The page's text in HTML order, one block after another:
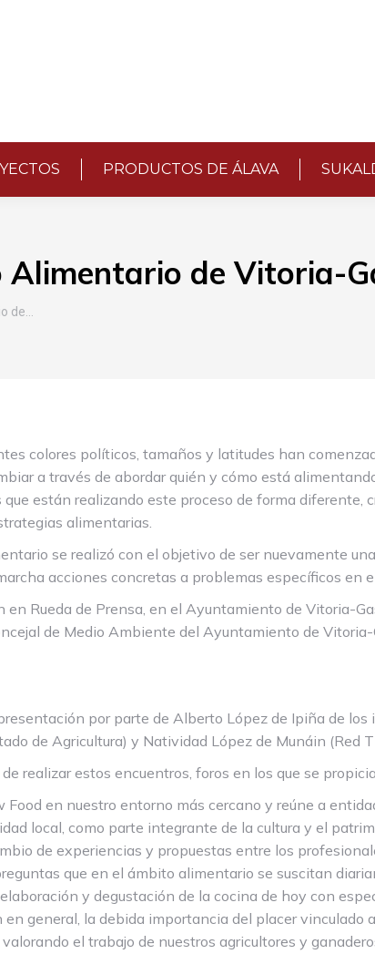
PRODUCTOS DE ÁLAVA
Alimentario de Vitoria-
de…
colores políticos, tamaños y latitudes han
a través de abordar quién y cómo está
están realizando este proceso de forma diferente,
alimentarias.
se realizó con el objetivo de ser nuevamente
acciones concretas a problemas específicos en
en Rueda de Prensa, en el Ayuntamiento de Vitoria-
de Medio Ambiente del Ayuntamiento de
por parte de Alberto López de Ipiña de
de Agricultura) y Natividad López de Munáin (Red
realizar estos encuentros, foros en los que se
en nuestro entorno más cercano y reúne a
local, como parte integrante de la cultura y el
de experiencias y propuestas entre los
que en el ámbito alimentario se suscitan
y degustación de la cocina de hoy con
general, la debida importancia del placer vinculado
el trabajo de nuestros agricultores y